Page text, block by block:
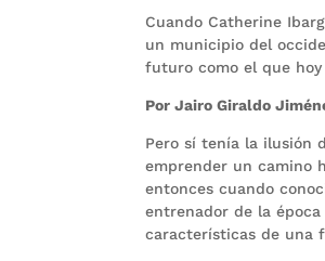
Cuando Catherine
un municipio del
futuro como el que
Por Jairo Giraldo
Pero sí tenía la ilusión
emprender un camino
entonces cuando
entrenador de la
características de una